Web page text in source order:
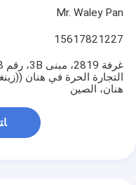
Mr. Waley Pan
15617821227
التجارة الحرة في هنان
هنان، الصين